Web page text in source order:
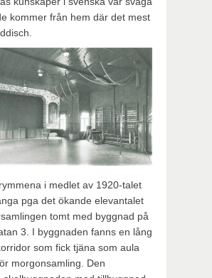
kommer från hem där det mest
i medlet av 1920-talet
pga det ökande elevantalet
tomt med byggnad på
3. I byggnaden fanns en lång
som fick tjäna som aula
morgonsamling. Den